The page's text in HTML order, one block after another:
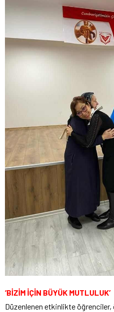
‘BİZİM İÇİN BÜYÜK MUTLULUK’
Düzenlenen etkinlikte